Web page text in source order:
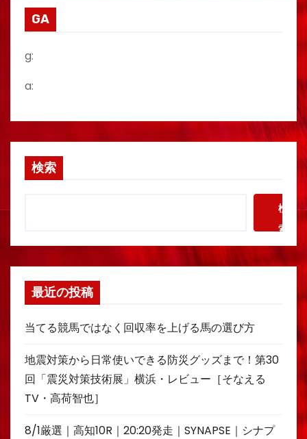
GA
g:
a:
検索
検
索
最近の投稿
当てる競馬ではなく回収率を上げる馬の選び方
地震対策から日常使いできる防災グッズまで！第30
回「震災対策技術展」横浜・レビュー［そなえる
TV・高荷智也］
8/1厳選｜高知10R｜20:20発走｜SYNAPSE｜シナプ